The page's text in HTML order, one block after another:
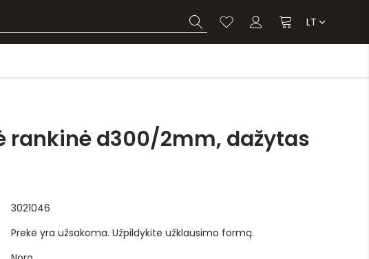
LT
rankinė d300/2mm, dažytas
3021046
Prekė yra užsakoma. Užpildykite užklausimo formą.